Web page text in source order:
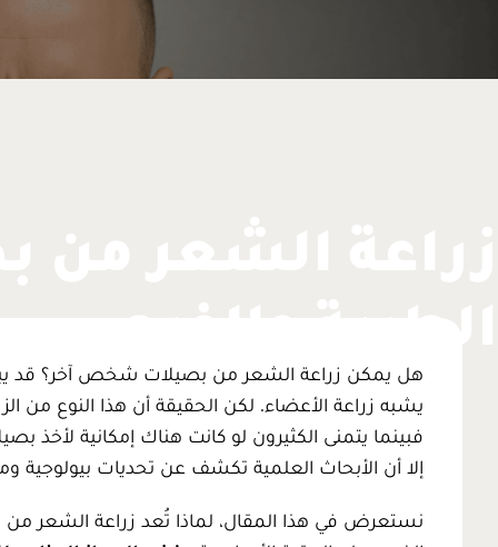
هل يمكن زراعة الشعر من بصيلات شخص آخر؟ قد
يشبه زراعة الأعضاء. لكن الحقيقة أن هذا النوع من
فبينما يتمنى الكثيرون لو كانت هناك إمكانية
إلا أن الأبحاث العلمية تكشف عن تحديات بيولوجية
نستعرض في هذا المقال، لماذا تُعد زراعة الشعر